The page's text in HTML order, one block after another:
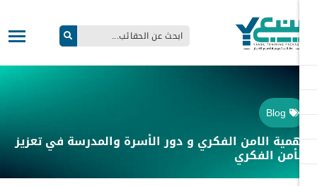
Blog
الامن الفكري و دور الأسرة والمدرسة في تعزيز
الفكري